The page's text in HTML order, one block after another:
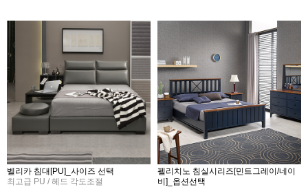
벨리카 침대[PU]_사이즈 선택
최고급 PU / 헤드 각도조절
펠리치노 침실시리즈[민트그레이/네이
비]_옵션선택